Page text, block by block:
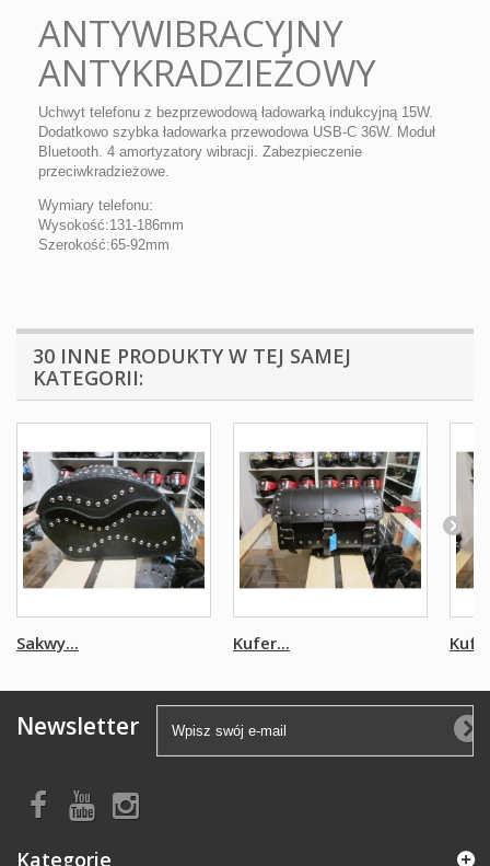
ANTYWIBRACYJNY
ANTYKRADZIEŻOWY
Uchwyt telefonu z bezprzewodową ładowarką indukcyjną 15W.
Dodatkowo szybka ładowarka przewodowa USB-C 36W. Moduł
Bluetooth. 4 amortyzatory wibracji. Zabezpieczenie
przeciwkradzieżowe.
Wymiary telefonu:
Wysokość:131-186mm
Szerokość:65-92mm
30 INNE PRODUKTY W TEJ SAMEJ
KATEGORII:
Sakwy... Kufer...
Newsletter
Kategorie